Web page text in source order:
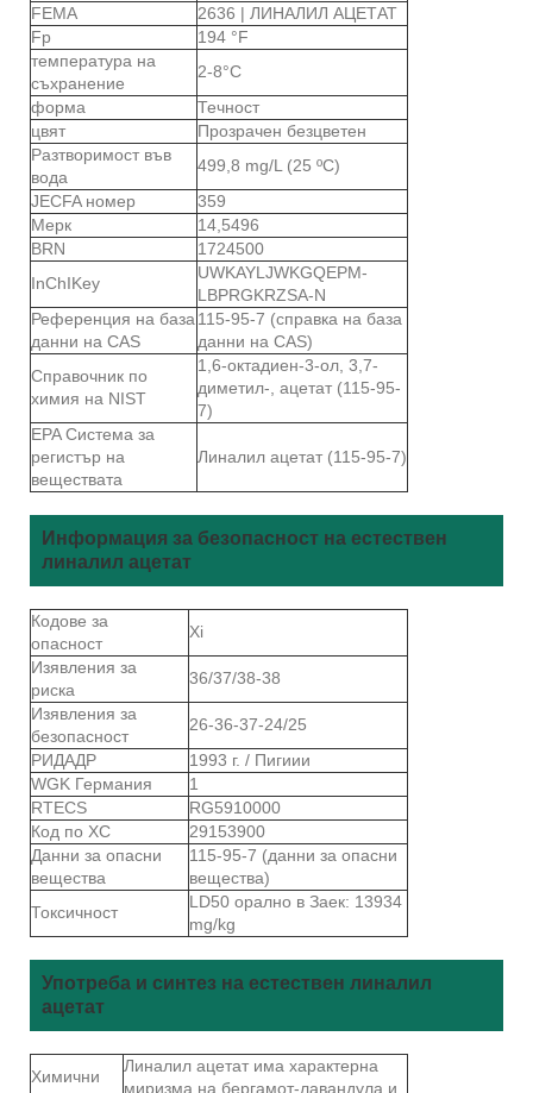
FEMA
2636 | ЛИНАЛИЛ АЦЕТАТ
Fp
194 °F
температура на
съхранение
2-8°C
форма
Течност
цвят
Прозрачен безцветен
Разтворимост във
вода
499,8 mg/L (25 ºC)
JECFA номер
359
Мерк
14,5496
BRN
1724500
InChIKey
UWKAYLJWKGQEPM-
LBPRGKRZSA-N
Референция на база
данни на CAS
115-95-7 (справка на база
данни на CAS)
Справочник по
химия на NIST
1,6-октадиен-3-ол, 3,7-
диметил-, ацетат (115-95-
7)
EPA Система за
регистър на
веществата
Линалил ацетат (115-95-7)
Информация за безопасност на естествен
линалил ацетат
Кодове за
опасност
Xi
Изявления за
риска
36/37/38-38
Изявления за
безопасност
26-36-37-24/25
РИДАДР
1993 г. / Пигиии
WGK Германия
1
RTECS
RG5910000
Код по ХС
29153900
Данни за опасни
вещества
115-95-7 (данни за опасни
вещества)
Токсичност
LD50 орално в Заек: 13934
mg/kg
Употреба и синтез на естествен линалил
ацетат
Химични
Линалил ацетат има характерна
миризма на бергамот-лавандула и